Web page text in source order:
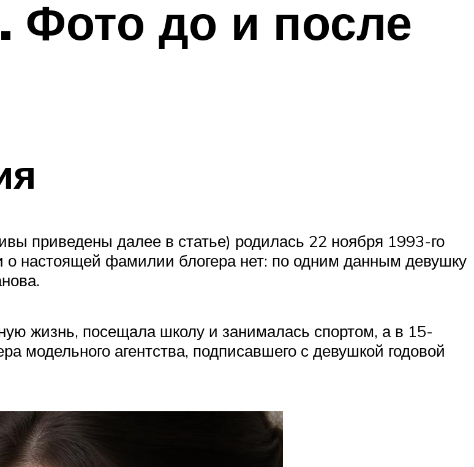
до и после
приведены далее в статье) родилась 22 ноября 1993-го
о настоящей фамилии блогера нет: по одним данным девушку
жизнь, посещала школу и занималась спортом, а в 15-
модельного агентства, подписавшего с девушкой годовой